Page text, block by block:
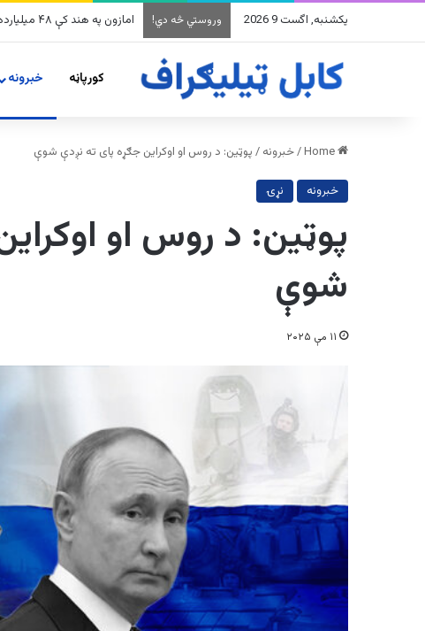
یکشنبه, اگست 9 2026 وروستي څه دي! امازون په هند کې ۴۸ میلیارده ډالرو پانګونه کوي
کورپاڼه خبرونه
/خبرونه / پوټين: د روس او اوکراین جګړه پای ته نږدې شوې
خبرونه نړۍ
پوټين: د روس او
شوې
۱۱ مې ۲۰۲۵